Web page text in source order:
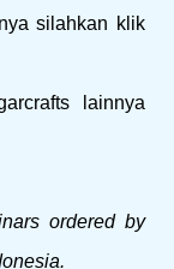
silahkan klik
lainnya
ordered by